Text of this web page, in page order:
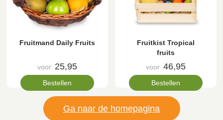
Fruitmand Daily Fruits
voor 25,95
Bestellen
Fruitkist Tropical
fruits
voor 46,95
Bestellen
Ga naar de homepagina